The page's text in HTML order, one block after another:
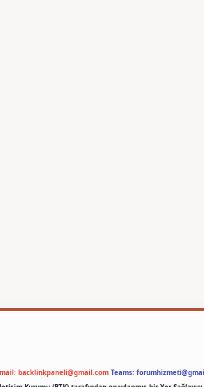
mail: backlinkpaneli@gmail.com Teams: